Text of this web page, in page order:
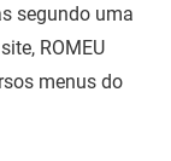
segundo uma
ROMEU
menus do